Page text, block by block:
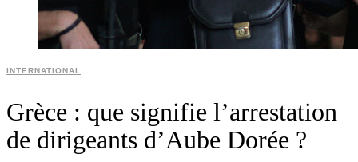
INTERNATIONAL
Grèce : que signifie l’arrestation
de dirigeants d’Aube Dorée ?